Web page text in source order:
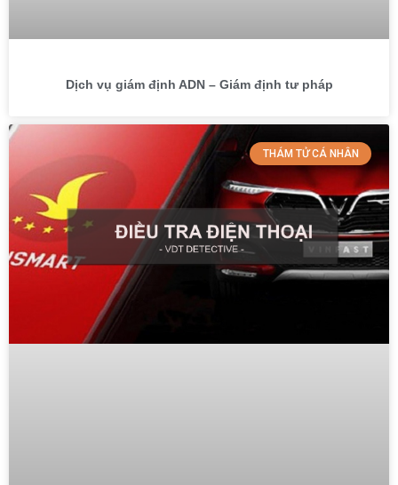
Dịch vụ giám định ADN – Giám định tư pháp
THÁM TỬ CÁ NHÂN